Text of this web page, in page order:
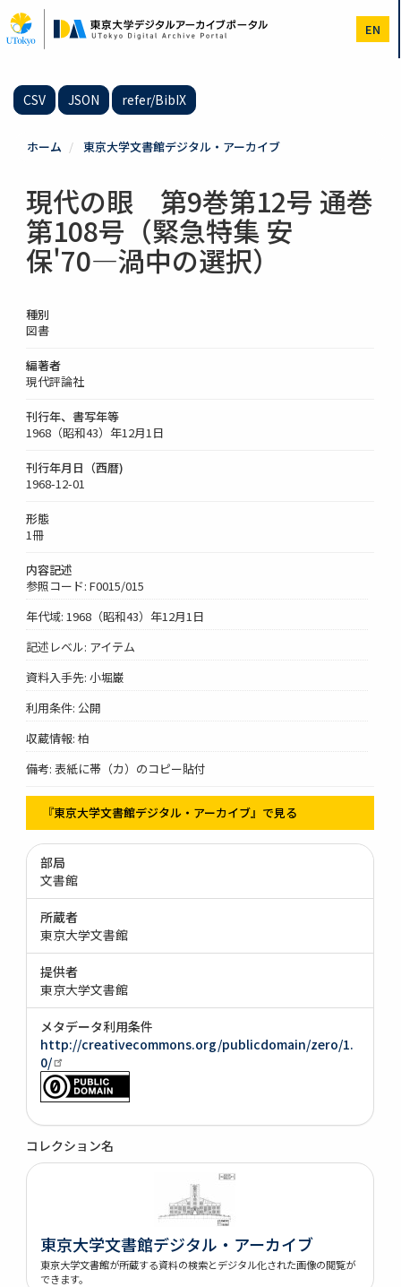
イ
ン
EN
CSV JSON refer/BibIX
ホーム 東京大学文書館デジタル・アーカイブ
現代の眼 第9巻第12号 通巻
第108号（緊急特集 安
保'70―渦中の選択）
種別
図書
編著者
現代評論社
刊行年、書写年等
1968（昭和43）年12月1日
刊行年月日（西暦)
1968-12-01
形態
1冊
内容記述
参照コード: F0015/015
年代域: 1968（昭和43）年12月1日
記述レベル: アイテム
資料入手先: 小堀巌
利用条件: 公開
収蔵情報: 柏
備考: 表紙に帯（カ）のコピー貼付
『東京大学文書館デジタル・アーカイブ』で見る
部局
文書館
所蔵者
東京大学文書館
提供者
東京大学文書館
メタデータ利用条件
http://creativecommons.org/publicdomain/zero/1.
0/
コレクション名
東京大学文書館デジタル・アーカイブ
東京大学文書館が所蔵する資料の検索とデジタル化された画像の閲覧が
できます。